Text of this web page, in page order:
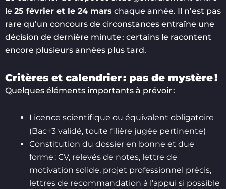
le 25 février et le 24 mars chaque année. Il n’est pas
rare qu’un concours de circonstances entraîne une
décision de dernière minute : certains le racontent
encore plusieurs années plus tard.
Critères et calendrier : pas de mystère !
Quelques éléments importants à prévoir :
Licence scientifique ou équivalent obligatoire
(Bac+3 validé, toute filière jugée pertinente)
Constitution du dossier en bonne et due
forme : CV, relevés de notes, lettre de
motivation solide, projet professionnel précis,
lettres de recommandation à l’appui si possible